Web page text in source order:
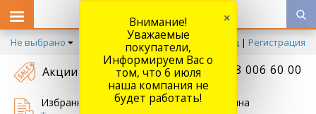
Не выбрано Вход | Регистрация
Акции +7 778 006 60 00
Избранное Корзина
Внимание!
Уважаемые
покупатели,
Информируем Вас о
том, что 6 июля
наша компания не
будет работать!
×